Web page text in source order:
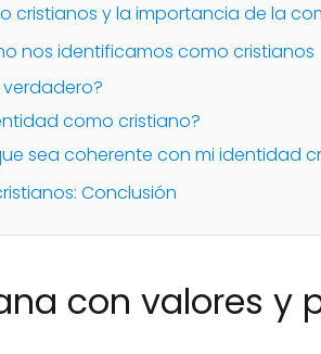
cristianos y la importancia de la
nos identificamos como cristianos
como cristiano?
sea coherente con mi identidad
Conclusión
con valores y